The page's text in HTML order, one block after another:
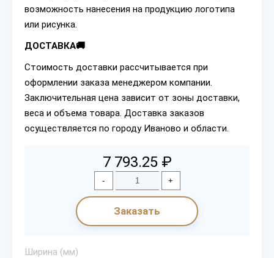
возможность нанесения на продукцию логотипа
или рисунка.
ДОСТАВКА🚚
Стоимость доставки рассчитывается при
оформлении заказа менеджером компании.
Заключительная цена зависит от зоны доставки,
веса и объема товара. Доставка заказов
осуществляется по городу Иваново и области.
7 793.25 ₽
- +
Заказать
Ширина (мм)